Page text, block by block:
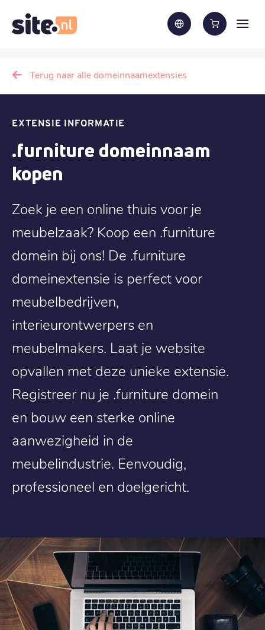
Terug naar alle domeinnaamextensies
EXTENSIE INFORMATIE
.furniture domeinnaam
kopen
Zoek je een online thuis voor je
meubelzaak? Koop een .furniture
domein bij ons! De .furniture
domeinextensie is perfect voor
meubelbedrijven,
interieurontwerpers en
meubelmakers. Laat je website
opvallen met deze unieke extensie.
Registreer nu je .furniture domein
en bouw een sterke online
aanwezigheid in de
meubelindustrie. Eenvoudig,
professioneel en doelgericht.